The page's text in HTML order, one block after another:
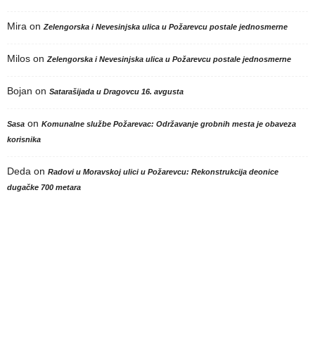
Mira on Zelengorska i Nevesinjska ulica u Požarevcu postale jednosmerne
Milos on Zelengorska i Nevesinjska ulica u Požarevcu postale jednosmerne
Bojan on Satarašijada u Dragovcu 16. avgusta
Sasa on Komunalne službe Požarevac: Održavanje grobnih mesta je obaveza
korisnika
Deda on Radovi u Moravskoj ulici u Požarevcu: Rekonstrukcija deonice
dugačke 700 metara